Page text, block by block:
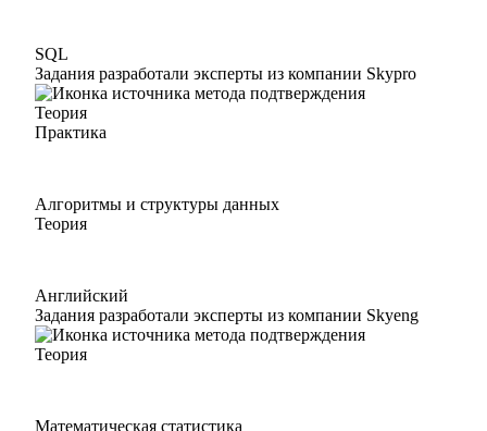
SQL
Задания разработали эксперты из компании Skypro
Теория
Практика
Алгоритмы и структуры данных
Теория
Английский
Задания разработали эксперты из компании Skyeng
Теория
Математическая статистика